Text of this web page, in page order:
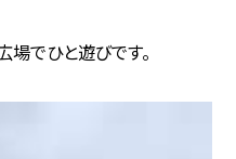
場でひと遊びです。